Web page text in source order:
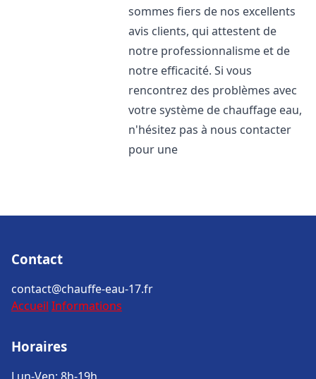
sommes fiers de nos excellents
avis clients, qui attestent de
notre professionnalisme et de
notre efficacité. Si vous
rencontrez des problèmes avec
votre système de chauffage eau,
n'hésitez pas à nous contacter
pour une
Contact
contact@chauffe-eau-17.fr
Accueil Informations
Horaires